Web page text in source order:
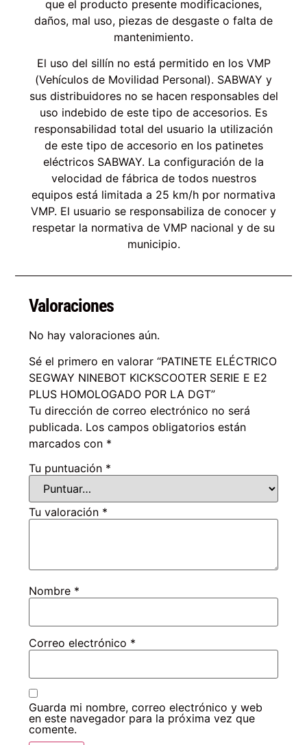
que el producto presente modificaciones,
daños, mal uso, piezas de desgaste o falta de
mantenimiento.
El uso del sillín no está permitido en los VMP
(Vehículos de Movilidad Personal). SABWAY y
sus distribuidores no se hacen responsables del
uso indebido de este tipo de accesorios. Es
responsabilidad total del usuario la utilización
de este tipo de accesorio en los patinetes
eléctricos SABWAY. La configuración de la
velocidad de fábrica de todos nuestros
equipos está limitada a 25 km/h por normativa
VMP. El usuario se responsabiliza de conocer y
respetar la normativa de VMP nacional y de su
municipio.
Valoraciones
No hay valoraciones aún.
Sé el primero en valorar “PATINETE ELÉCTRICO
SEGWAY NINEBOT KICKSCOOTER SERIE E E2
PLUS HOMOLOGADO POR LA DGT”
Tu dirección de correo electrónico no será
publicada. Los campos obligatorios están
marcados con *
Tu puntuación *
Tu valoración *
Nombre *
Correo electrónico *
Guarda mi nombre, correo electrónico y web
en este navegador para la próxima vez que
comente.